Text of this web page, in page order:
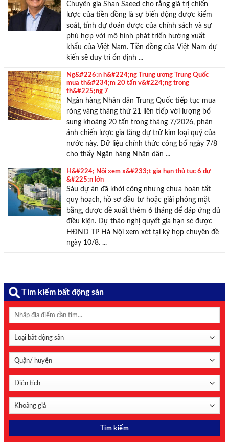
Chuyên gia Shan Saeed cho rằng giá trị chiến
lược của tiền đồng là sự biến động được kiểm
soát, tính dự đoán được của chính sách và sự
phù hợp với mô hình phát triển hướng xuất
khẩu của Việt Nam. Tiền đồng của Việt Nam dự
kiến sẽ duy trì ổn định ...
Ng&#226;n h&#224;ng Trung ương Trung Quốc
mua th&#234;m 20 tấn v&#224;ng trong
th&#225;ng 7
Ngân hàng Nhân dân Trung Quốc tiếp tục mua
ròng vàng tháng thứ 21 liên tiếp với lượng bổ
sung khoảng 20 tấn trong tháng 7/2026, phản
ánh chiến lược gia tăng dự trữ kim loại quý của
nước này. Dữ liệu chính thức công bố ngày 7/8
cho thấy Ngân hàng Nhân dân ...
H&#224; Nội xem x&#233;t gia hạn thủ tục 6 dự
&#225;n lớn
Sáu dự án đã khởi công nhưng chưa hoàn tất
quy hoạch, hồ sơ đầu tư hoặc giải phóng mặt
bằng, được đề xuất thêm 6 tháng để đáp ứng đủ
điều kiện. Dự thảo nghị quyết gia hạn sẽ được
HĐND TP Hà Nội xem xét tại kỳ họp chuyên đề
ngày 10/8. ...
Tìm kiếm bất động sản